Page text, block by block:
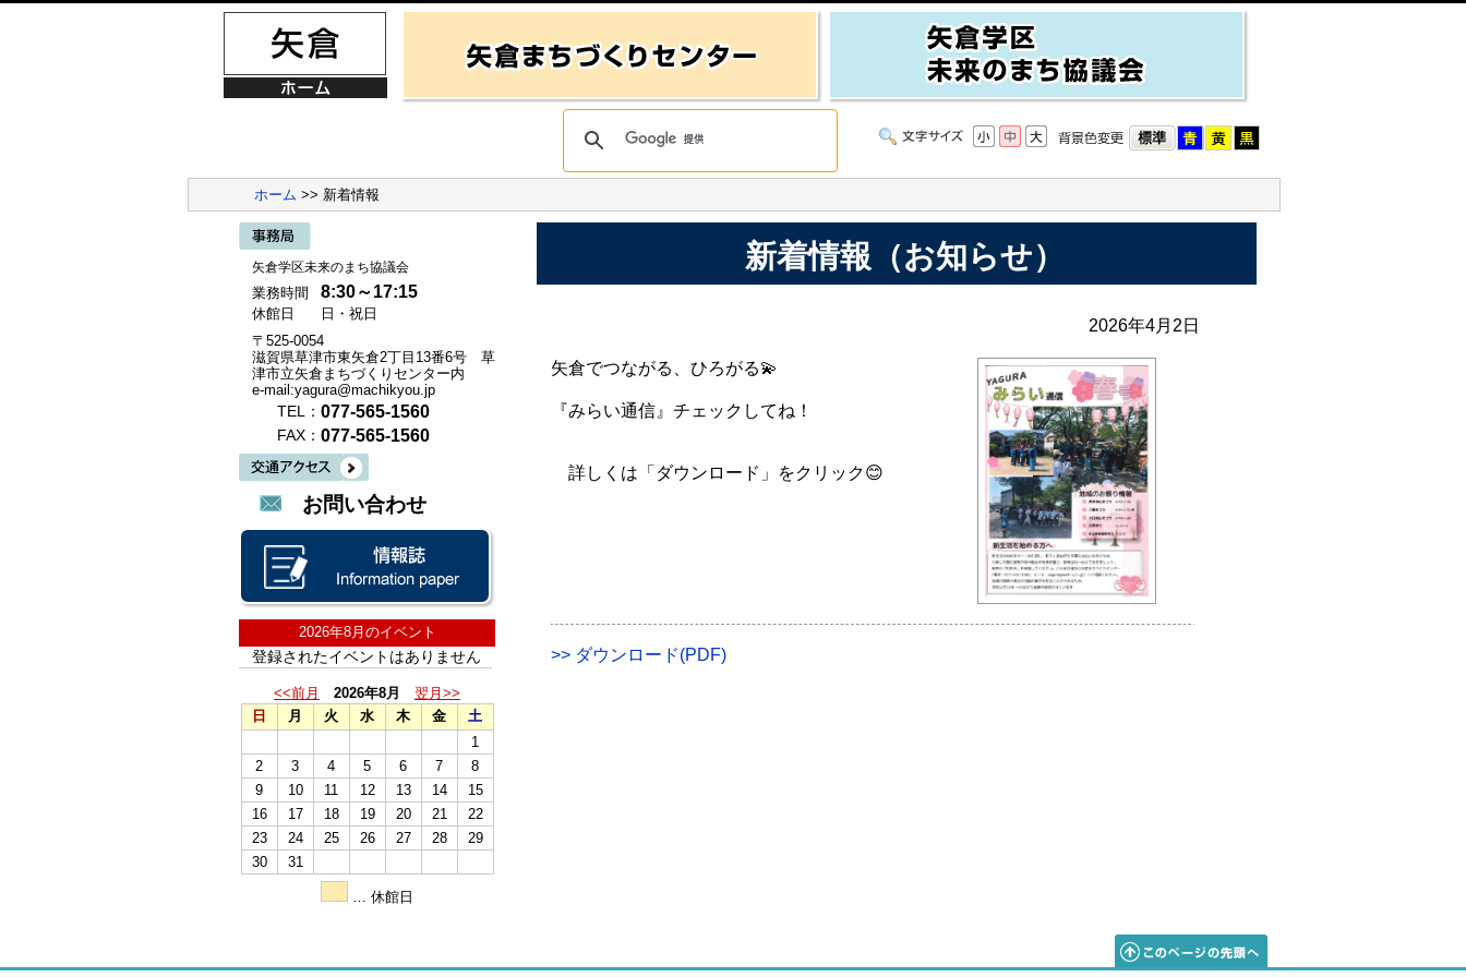
ホーム >> 新着情報
矢倉学区未来のまち協議会
業務時間 8:30～17:15
休館日
日・祝日
〒525-0054
滋賀県草津市東矢倉2丁目13番6号 草
津市立矢倉まちづくりセンター内
e-mail:yagura@machikyou.jp
TEL： 077-565-1560
FAX： 077-565-1560
お問い合わせ
2026年8月のイベント
登録されたイベントはありません
<<前月 2026年8月
翌月>>
日
月 火 水 木 金
土
1
2
3 4 5 6 7
8
9
10 11 12 13 14
15
16
17 18 19 20 21
22
23
24 25 26 27 28
29
30
31
… 休館日
新着情報（お知らせ）
2026年4月2日
矢倉でつながる、ひろがる💫
『みらい通信』チェックしてね！
詳しくは「ダウンロード」をクリック😊
>> ダウンロード(PDF)